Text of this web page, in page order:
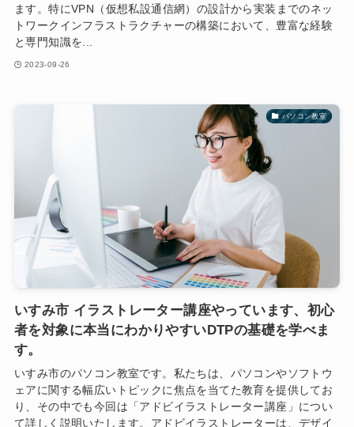
ます。特にVPN（仮想私設通信網）の設計から実装までのネッ
トワークインフラストラクチャーの構築において、豊富な経験
と専門知識を...
2023-09-26
パソコン教室
いすみ市 イラストレーター講座やっています、初心
者を対象に本当にわかりやすいDTPの基礎を学べま
す。
いすみ市のパソコン教室です。私たちは、パソコンやソフトウ
ェアに関する幅広いトピックに焦点を当てた教育を提供してお
り、その中でも今回は「アドビイラストレーター講座」につい
て詳しく説明いたします。アドビイラストレーターは、デザイ